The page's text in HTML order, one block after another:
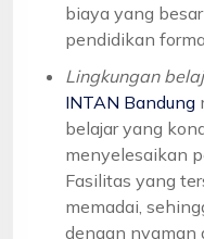
biaya yang
pendidikan
Lingkungan
INTAN Bandung
belajar yang
menyelesaikan
Fasilitas yang
memadai,
dengan nyaman